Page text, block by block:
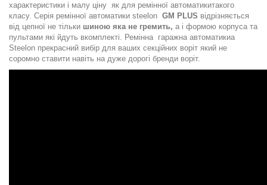
характеристики і малу ціну як для ремінної автоматикитакого
класу. Серія ремінної автоматики steelon GM PLUS відрізняється
від цепної не тільки шиною яка не гремить, а і формою корпуса та
пультами які йдуть вкомплекті. Ремінна гаражна автоматикиа
Steelon прекрасний вибір для ваших секційних воріт який не
соромно ставити навіть на дуже дорогі бренди воріт.